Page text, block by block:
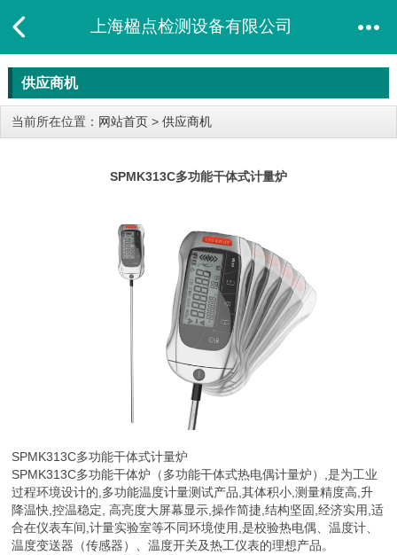
上海楹点检测设备有限公司
供应商机
当前所在位置： 网站首页 > 供应商机
SPMK313C多功能干体式计量炉
SPMK313C多功能干体式计量炉
SPMK313C多功能干体炉（多功能干体式热电偶计量炉）,是为工业
过程环境设计的,多功能温度计量测试产品,其体积小,测量精度高,升
降温快,控温稳定, 高亮度大屏幕显示,操作简捷,结构坚固,经济实用,适
合在仪表车间,计量实验室等不同环境使用,是校验热电偶、温度计、
温度变送器（传感器）、温度开关及热工仪表的理想产品。